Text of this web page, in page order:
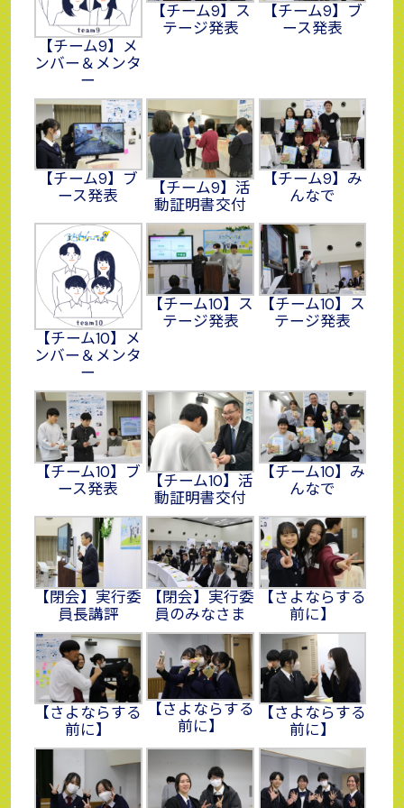
【チーム9】メ
ンバー＆メンタ
ー
【チーム9】ス
テージ発表
【チーム9】ブ
ース発表
【チーム9】ブ
ース発表
【チーム9】活
動証明書交付
【チーム9】み
んなで
【チーム10】メ
ンバー＆メンタ
ー
【チーム10】ス
テージ発表
【チーム10】ス
テージ発表
【チーム10】ブ
ース発表
【チーム10】活
動証明書交付
【チーム10】み
んなで
【閉会】実行委
員長講評
【閉会】実行委
員のみなさま
【さよならする
前に】
【さよならする
前に】
【さよならする
前に】
【さよならする
前に】